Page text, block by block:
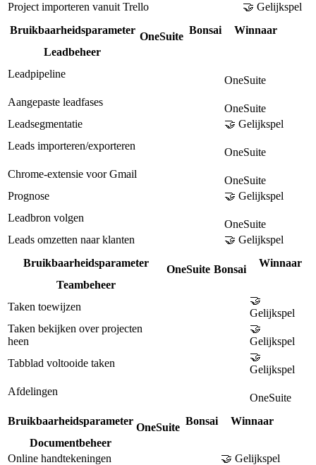
Project importeren vanuit Trello
🤝 Gelijkspel
Bruikbaarheidsparameter
OneSuite
Bonsai
Winnaar
Leadbeheer
Leadpipeline
OneSuite
Aangepaste leadfases
OneSuite
Leadsegmentatie
🤝 Gelijkspel
Leads importeren/exporteren
OneSuite
Chrome-extensie voor Gmail
OneSuite
Prognose
🤝 Gelijkspel
Leadbron volgen
OneSuite
Leads omzetten naar klanten
🤝 Gelijkspel
Bruikbaarheidsparameter
OneSuite Bonsai
Winnaar
Teambeheer
Taken toewijzen
🤝
Gelijkspel
Taken bekijken over projecten
heen
🤝
Gelijkspel
Tabblad voltooide taken
🤝
Gelijkspel
Afdelingen
OneSuite
Bruikbaarheidsparameter
OneSuite
Bonsai
Winnaar
Documentbeheer
Online handtekeningen
🤝 Gelijkspel